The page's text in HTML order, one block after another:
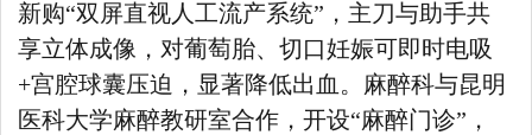
新购“双屏直视人工流产系统”，主刀与助手共
享立体成像，对葡萄胎、切口妊娠可即时电吸
+宫腔球囊压迫，显著降低出血。麻醉科与昆明
医科大学麻醉教研室合作，开设“麻醉门诊”，